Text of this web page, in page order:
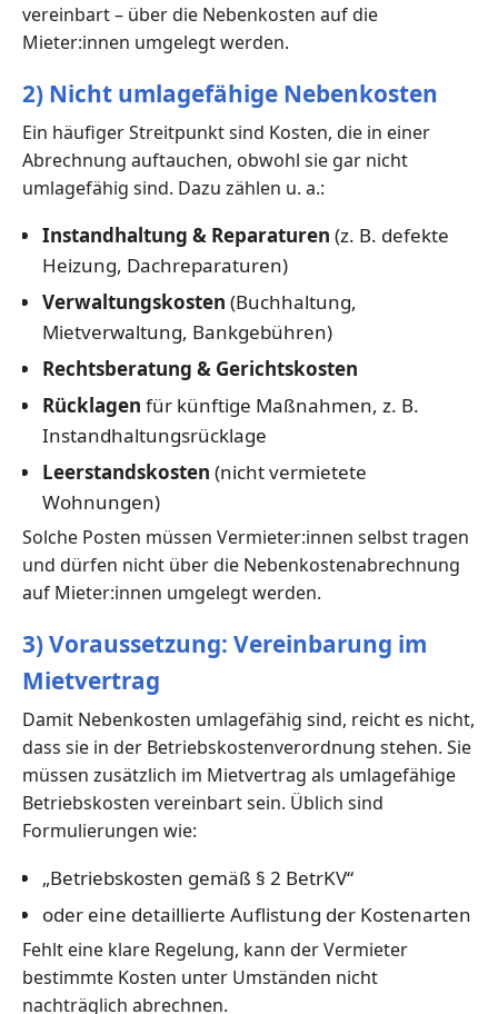
vereinbart – über die Nebenkosten auf die
Mieter:innen umgelegt werden.
2) Nicht umlagefähige Nebenkosten
Ein häufiger Streitpunkt sind Kosten, die in einer
Abrechnung auftauchen, obwohl sie gar nicht
umlagefähig sind. Dazu zählen u. a.:
Instandhaltung & Reparaturen (z. B. defekte
Heizung, Dachreparaturen)
Verwaltungskosten (Buchhaltung,
Mietverwaltung, Bankgebühren)
Rechtsberatung & Gerichtskosten
Rücklagen für künftige Maßnahmen, z. B.
Instandhaltungsrücklage
Leerstandskosten (nicht vermietete
Wohnungen)
Solche Posten müssen Vermieter:innen selbst tragen
und dürfen nicht über die Nebenkostenabrechnung
auf Mieter:innen umgelegt werden.
3) Voraussetzung: Vereinbarung im
Mietvertrag
Damit Nebenkosten umlagefähig sind, reicht es nicht,
dass sie in der Betriebskostenverordnung stehen. Sie
müssen zusätzlich im Mietvertrag als umlagefähige
Betriebskosten vereinbart sein. Üblich sind
Formulierungen wie:
„Betriebskosten gemäß § 2 BetrKV“
oder eine detaillierte Auflistung der Kostenarten
Fehlt eine klare Regelung, kann der Vermieter
bestimmte Kosten unter Umständen nicht
nachträglich abrechnen.